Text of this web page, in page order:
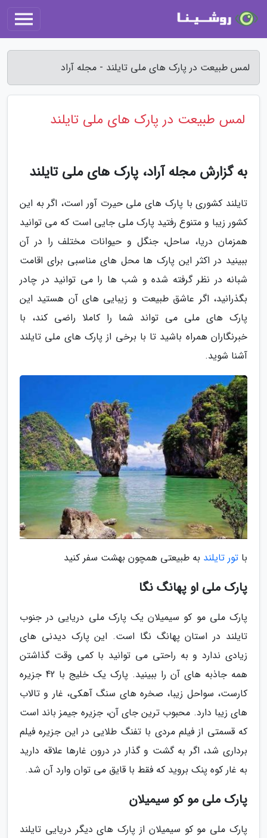
لمس طبیعت در پارک های ملی تایلند - مجله آراد
لمس طبیعت در پارک های ملی تایلند
به گزارش مجله آراد، پارک های ملی تایلند
تایلند کشوری با پارک های ملی حیرت آور است، اگر به این
کشور زیبا و متنوع رفتید پارک ملی جایی است که می توانید
همزمان دریا، ساحل، جنگل و حیوانات مختلف را در آن
ببینید در اکثر این پارک ها محل های مناسبی برای اقامت
شبانه در نظر گرفته شده و شب ها را می توانید در چادر
بگذرانید، اگر عاشق طبیعت و زیبایی های آن هستید این
پارک های ملی می تواند شما را کاملا راضی کند، با
خبرنگاران همراه باشید تا با برخی از پارک های ملی تایلند
آشنا شوید.
با تور تایلند به طبیعتی همچون بهشت سفر کنید
پارک ملی او پهانگ نگا
پارک ملی مو کو سیمیلان یک پارک ملی دریایی در جنوب
تایلند در استان پهانگ نگا است. این پارک دیدنی های
زیادی ندارد و به راحتی می توانید با کمی وقت گذاشتن
همه جاذبه های آن را ببینید. پارک یک خلیج با 42 جزیره
کارست، سواحل زیبا، صخره های سنگ آهکی، غار و تالاب
های زیبا دارد. محبوب ترین جای آن، جزیره جیمز باند است
که قسمتی از فیلم مردی با تفنگ طلایی در این جزیره فیلم
برداری شد، اگر به گشت و گذار در درون غارها علاقه دارید
به غار کوه پنک بروید که فقط با قایق می توان وارد آن شد.
پارک ملی مو کو سیمیلان
پارک ملی مو کو سیمیلان از پارک های دیگر دریایی تایلند